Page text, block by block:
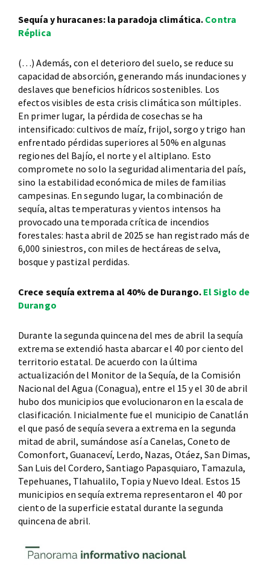
Sequía y huracanes: la paradoja climática. Contra
Réplica
(…) Además, con el deterioro del suelo, se reduce su
capacidad de absorción, generando más inundaciones y
deslaves que beneficios hídricos sostenibles. Los
efectos visibles de esta crisis climática son múltiples.
En primer lugar, la pérdida de cosechas se ha
intensificado: cultivos de maíz, frijol, sorgo y trigo han
enfrentado pérdidas superiores al 50% en algunas
regiones del Bajío, el norte y el altiplano. Esto
compromete no solo la seguridad alimentaria del país,
sino la estabilidad económica de miles de familias
campesinas. En segundo lugar, la combinación de
sequía, altas temperaturas y vientos intensos ha
provocado una temporada crítica de incendios
forestales: hasta abril de 2025 se han registrado más de
6,000 siniestros, con miles de hectáreas de selva,
bosque y pastizal perdidas.
Crece sequía extrema al 40% de Durango. El Siglo de
Durango
Durante la segunda quincena del mes de abril la sequía
extrema se extendió hasta abarcar el 40 por ciento del
territorio estatal. De acuerdo con la última
actualización del Monitor de la Sequía, de la Comisión
Nacional del Agua (Conagua), entre el 15 y el 30 de abril
hubo dos municipios que evolucionaron en la escala de
clasificación. Inicialmente fue el municipio de Canatlán
el que pasó de sequía severa a extrema en la segunda
mitad de abril, sumándose así a Canelas, Coneto de
Comonfort, Guanaceví, Lerdo, Nazas, Otáez, San Dimas,
San Luis del Cordero, Santiago Papasquiaro, Tamazula,
Tepehuanes, Tlahualilo, Topia y Nuevo Ideal. Estos 15
municipios en sequía extrema representaron el 40 por
ciento de la superficie estatal durante la segunda
quincena de abril.